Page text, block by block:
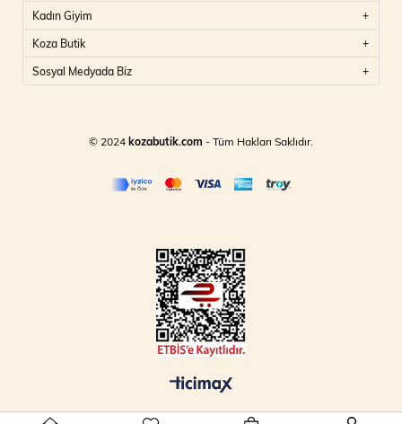
Kadın Giyim
Koza Butik
Sosyal Medyada Biz
© 2024kozabutik.com - Tüm Hakları Saklıdır.